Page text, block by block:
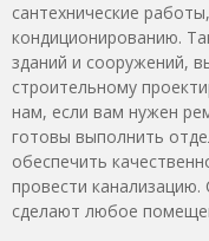
сантехнические
кондиционированию.
зданий и сооружений,
строительному
нам, если вам нужен
готовы выполнить
обеспечить
провести
сделают любое